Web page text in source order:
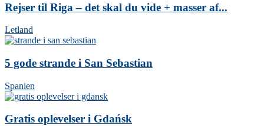
Rejser til Riga – det skal du vide + masser af...
Letland
5 gode strande i San Sebastian
Spanien
Gratis oplevelser i Gdańsk